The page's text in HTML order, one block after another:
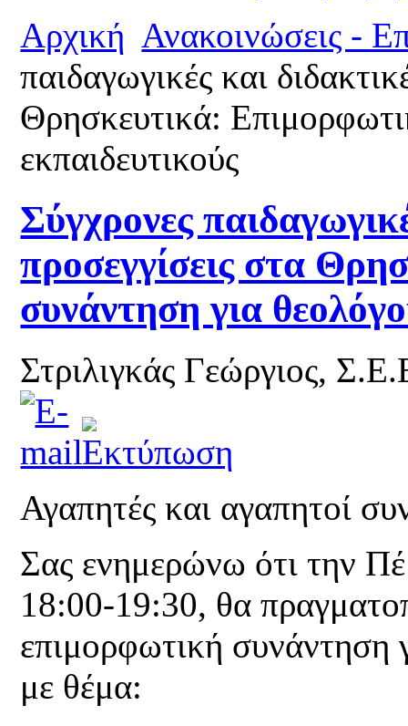
Αρχική Ανακοινώσεις -
παιδαγωγικές και
Θρησκευτικά:
εκπαιδευτικούς
Σύγχρονες
προσεγγίσεις στα
συνάντηση για
Στριλιγκάς Γεώργιος,
Αγαπητές και αγαπητοί
Σας ενημερώνω ότι την
18:00-19:30, θα
επιμορφωτική συνάντηση
με θέμα: